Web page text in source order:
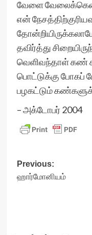
வேளை
என்
தவிர்த்து
வெளிவந்தாள் கண்
பொட்டுக்கு போகப்
பழகட்டும்
– அக்டோபர் 2004
Post
navigation
Previous:
ஹார்மோனியம்